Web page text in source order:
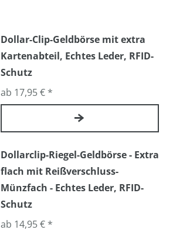
Dollar-Clip-Geldbörse mit extra
Kartenabteil, Echtes Leder, RFID-
Schutz
ab 17,95 € *
Dollarclip-Riegel-Geldbörse - Extra
flach mit Reißverschluss-
Münzfach - Echtes Leder, RFID-
Schutz
ab 14,95 € *